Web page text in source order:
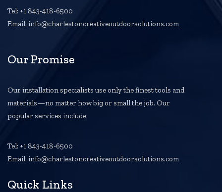
Tel: +1 843-418-6500
Email: info@charlestoncreativeoutdoorsolutions.com
Our Promise
Our installation specialists use only the finest tools and
materials—no matter how big or small the job. Our
popular services include.
Tel: +1 843-418-6500
Email: info@charlestoncreativeoutdoorsolutions.com
Quick Links